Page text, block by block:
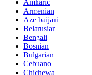
Amharic
Armenian
Azerbaijani
Belarusian
Bengali
Bosnian
Bulgarian
Cebuano
Chichewa